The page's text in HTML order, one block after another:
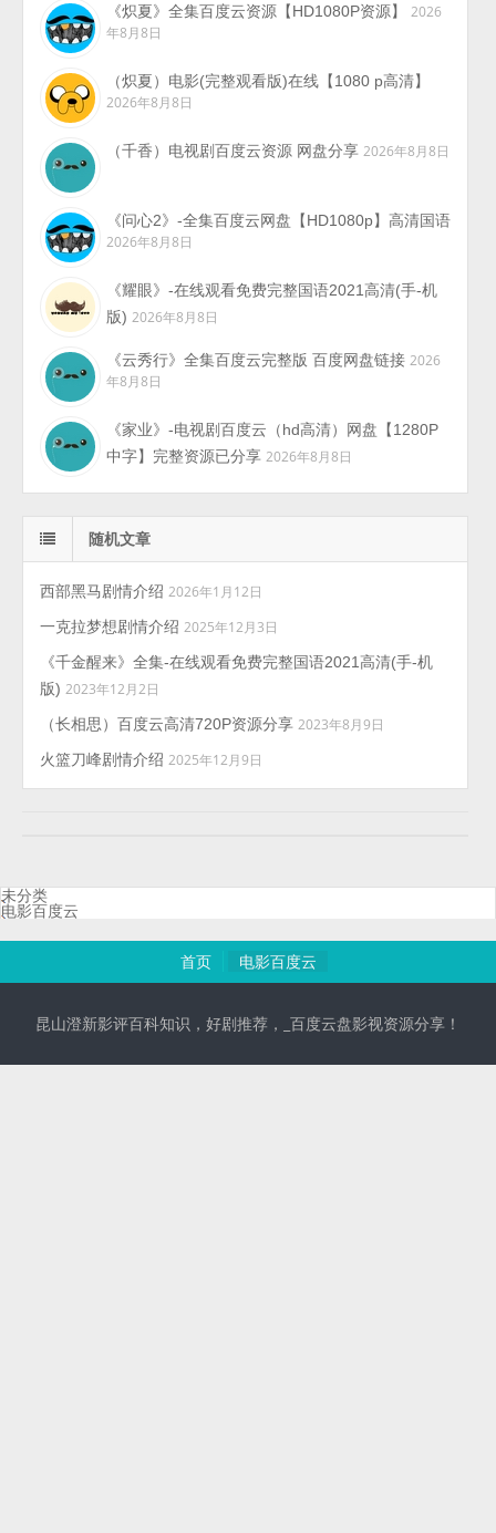
《炽夏》全集百度云资源【HD1080P资源】
2026
年8月8日
（炽夏）电影(完整观看版)在线【1080 p高清】
2026年8月8日
（千香）电视剧百度云资源 网盘分享 2026年8月8日
《问心2》-全集百度云网盘【HD1080p】高清国语
2026年8月8日
《耀眼》-在线观看免费完整国语2021高清(手-机
版) 2026年8月8日
《云秀行》全集百度云完整版 百度网盘链接 2026
年8月8日
《家业》-电视剧百度云（hd高清）网盘【1280P
中字】完整资源已分享 2026年8月8日
随机文章
西部黑马剧情介绍 2026年1月12日
一克拉梦想剧情介绍 2025年12月3日
《千金醒来》全集-在线观看免费完整国语2021高清(手-机
版) 2023年12月2日
（长相思）百度云高清720P资源分享 2023年8月9日
火篮刀峰剧情介绍 2025年12月9日
未分类
电影百度云
首页 电影百度云
昆山澄新影评百科知识，好剧推荐，_百度云盘影视资源分享！